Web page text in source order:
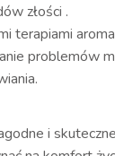
złości .
terapiami
problemów
i